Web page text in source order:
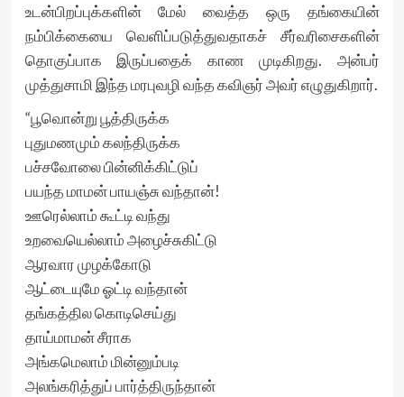
உடன்பிறப்புக்களின் மேல் வைத்த ஒரு தங்கையின்
நம்பிக்கையை வெளிப்படுத்துவதாகச் சீர்வரிசைகளின்
தொகுப்பாக இருப்பதைக் காண முடிகிறது. அன்பர்
முத்துசாமி இந்த மரபுவழி வந்த கவிஞர் அவர் எழுதுகிறார்.
“பூவொன்று பூத்திருக்க
புதுமணமும் கலந்திருக்க
பச்சவோலை பின்னிக்கிட்டுப்
பயந்த மாமன் பாயஞ்சு வந்தான்!
ஊரெல்லாம் கூட்டி வந்து
உறவையெல்லாம் அழைச்சுகிட்டு
ஆரவார முழக்கோடு
ஆட்டையுமே ஓட்டி வந்தான்
தங்கத்தில கொடிசெய்து
தாய்மாமன் சீராக
அங்கமெலாம் மின்னும்படி
அலங்கரித்துப் பார்த்திருந்தான்